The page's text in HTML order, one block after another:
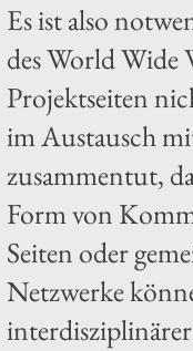
Es ist also
des World Wide
Projektseiten
im Austausch
zusammentut,
Form von
Seiten oder
Netzwerke